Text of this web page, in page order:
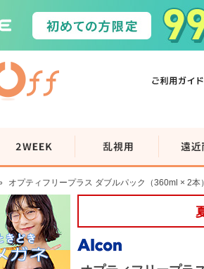
オプティフリープラス ダブルパック（360ml × 2本）